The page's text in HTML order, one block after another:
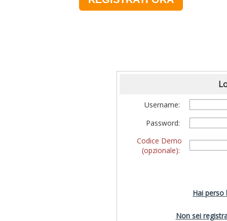
Username:
Password:
Codice Demo
(opzionale):
Hai perso
Non sei